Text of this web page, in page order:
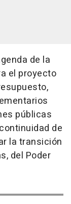
de la
el proyecto
públicas
de
la transición
del Poder